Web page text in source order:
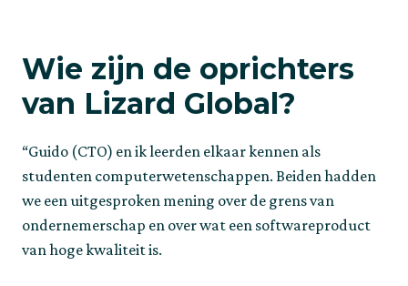
Wie zijn de oprichters
van Lizard Global?
“Guido (CTO) en ik leerden elkaar kennen als
studenten computerwetenschappen. Beiden hadden
we een uitgesproken mening over de grens van
ondernemerschap en over wat een softwareproduct
van hoge kwaliteit is.